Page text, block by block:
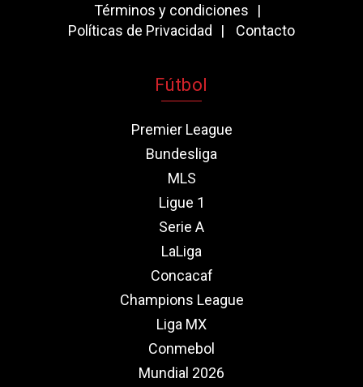
Términos y condiciones
Políticas de Privacidad
Contacto
Fútbol
Premier League
Bundesliga
MLS
Ligue 1
Serie A
LaLiga
Concacaf
Champions League
Liga MX
Conmebol
Mundial 2026